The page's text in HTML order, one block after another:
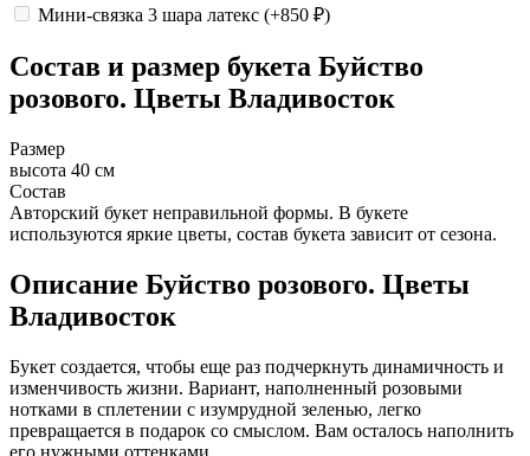
Мини-связка 3 шара латекс (+850 ₽)
Состав и размер букета Буйство
розового. Цветы Владивосток
Размер
высота 40 см
Состав
Авторский букет неправильной формы. В букете
используются яркие цветы, состав букета зависит от сезона.
Описание Буйство розового. Цветы
Владивосток
Букет создается, чтобы еще раз подчеркнуть динамичность и
изменчивость жизни. Вариант, наполненный розовыми
нотками в сплетении с изумрудной зеленью, легко
превращается в подарок со смыслом. Вам осталось наполнить
его нужными оттенками.